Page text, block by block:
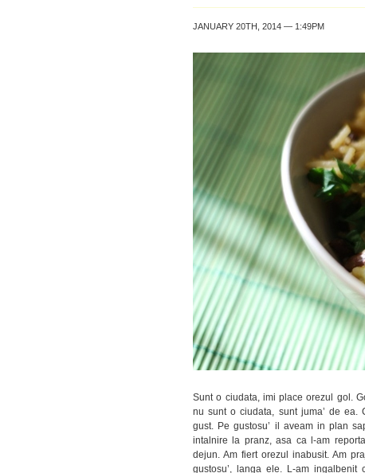
JANUARY 20TH, 2014 — 1:49PM
Sunt o ciudata, imi place orezul gol.
nu sunt o ciudata, sunt juma’ de
gust. Pe gustosu’ il aveam in plan
intalnire la pranz, asa ca l-am
dejun. Am fiert orezul inabusit. Am
gustosu’, langa ele. L-am